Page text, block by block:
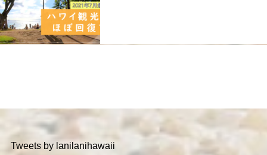
Tweets by lanilanihawaii